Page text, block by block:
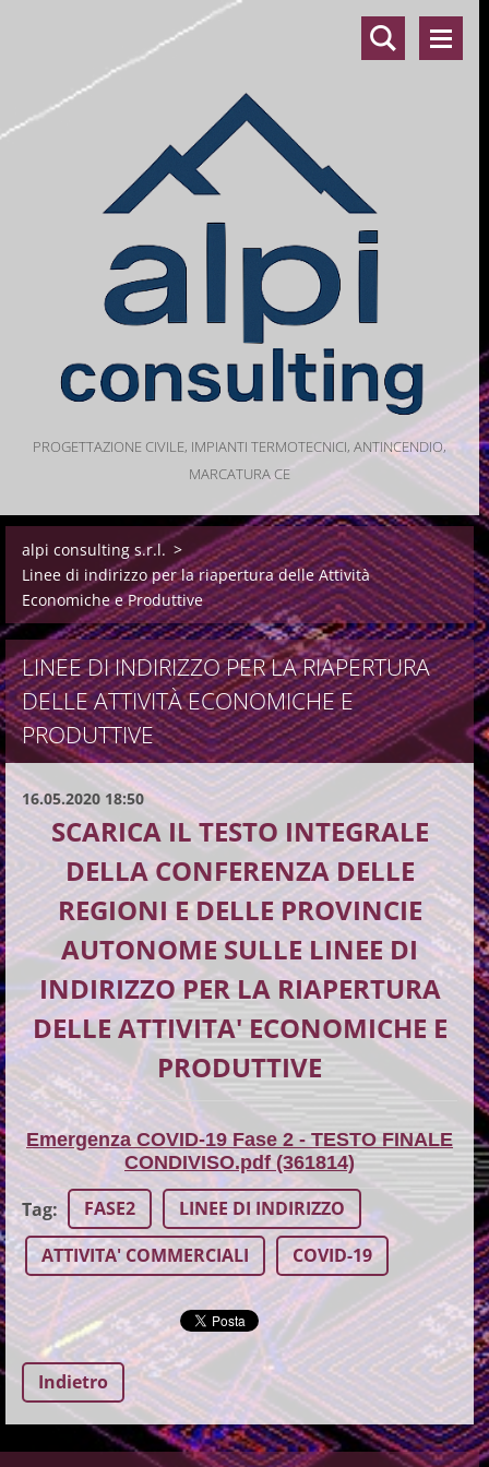
PROGETTAZIONE CIVILE, IMPIANTI TERMOTECNICI, ANTINCENDIO,
MARCATURA CE
alpi consulting s.r.l. >
Linee di indirizzo per la riapertura delle Attività
Economiche e Produttive
LINEE DI INDIRIZZO PER LA RIAPERTURA
DELLE ATTIVITÀ ECONOMICHE E
PRODUTTIVE
16.05.2020 18:50
SCARICA IL TESTO INTEGRALE
DELLA CONFERENZA DELLE
REGIONI E DELLE PROVINCIE
AUTONOME SULLE LINEE DI
INDIRIZZO PER LA RIAPERTURA
DELLE ATTIVITA' ECONOMICHE E
PRODUTTIVE
Emergenza COVID-19 Fase 2 - TESTO FINALE
CONDIVISO.pdf (361814)
Tag: FASE2
LINEE DI INDIRIZZO
ATTIVITA' COMMERCIALI
COVID-19
Indietro